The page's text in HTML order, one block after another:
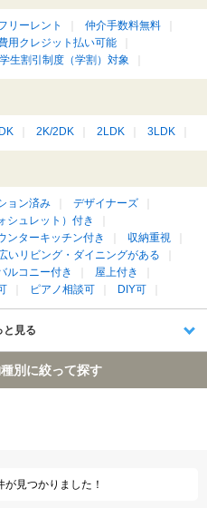
リーレント
仲介手数料無料
用クレジット払い可能
学生割引制度（学割）対象
2K/2DK 2LDK 3LDK
ョン済み
デザイナーズ
シュレット）付き
ンターキッチン付き
収納重視
いリビング・ダイニングがある
ルコニー付き
屋上付き
ピアノ相談可 DIY可
と見る
別に絞って探す
見つかりました！